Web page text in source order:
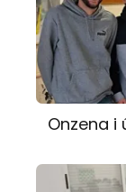
Onzena i